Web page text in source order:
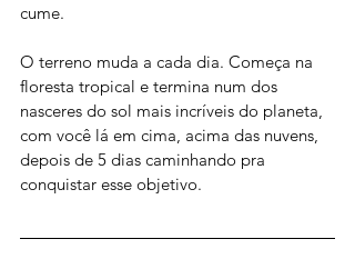
cume.
O terreno muda a cada dia. Começa na
floresta tropical e termina num dos
nasceres do sol mais incríveis do planeta,
com você lá em cima, acima das nuvens,
depois de 5 dias caminhando pra
conquistar esse objetivo.